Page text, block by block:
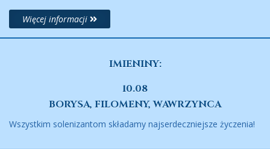
Więcej informacji
IMIENINY:
10.08
BORYSA, FILOMENY, WAWRZYNCA
Wszystkim solenizantom składamy najserdeczniejsze życzenia!